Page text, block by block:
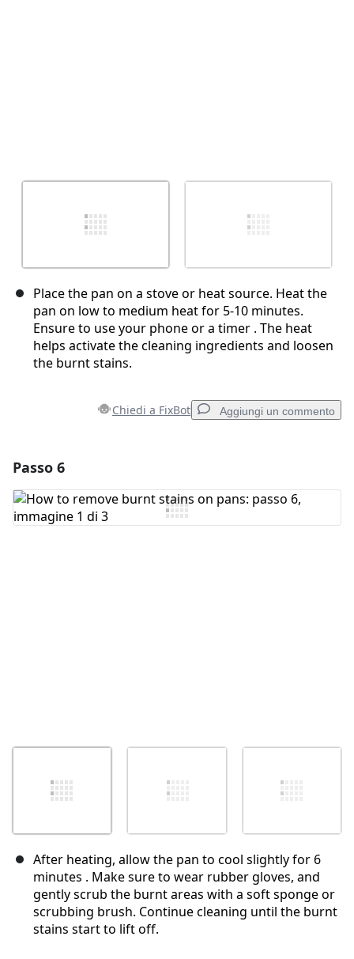
Place the pan on a stove or heat source. Heat the
pan on low to medium heat for 5-10 minutes.
Ensure to use your phone or a timer . The heat
helps activate the cleaning ingredients and loosen
the burnt stains.
Chiedi a FixBot Aggiungi un commento
Aggiungi Commento
Passo 6
After heating, allow the pan to cool slightly for 6
minutes . Make sure to wear rubber gloves, and
gently scrub the burnt areas with a soft sponge or
scrubbing brush. Continue cleaning until the burnt
stains start to lift off.